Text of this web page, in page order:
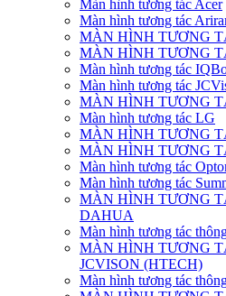
Màn hình tương tác Acer
Màn hình tương tác
MÀN HÌNH TƯƠNG
MÀN HÌNH TƯƠNG
Màn hình tương tác
Màn hình tương tác
MÀN HÌNH TƯƠNG
Màn hình tương tác LG
MÀN HÌNH TƯƠNG
MÀN HÌNH TƯƠNG
Màn hình tương tác
Màn hình tương tác
MÀN HÌNH TƯƠNG
DAHUA
Màn hình tương tác
MÀN HÌNH TƯƠNG
JCVISON (HTECH)
Màn hình tương tác